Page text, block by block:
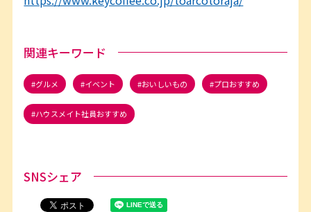
関連キーワード
グルメ イベント おいしいもの プロおすすめ
ハウスメイト社員おすすめ
SNSシェア